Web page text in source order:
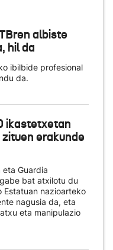
albiste
hil da
ibilbide profesional
da.
ikastetxetan
erakunde
Guardia
bat atxilotu du
Estatuan nazioarteko
nagusia da, eta
eta manipulazio